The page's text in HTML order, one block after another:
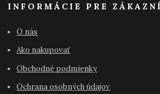
INFORMÁCIE PRE
O nás
Ako nakupovať
Obchodné podmienky
Ochrana osobných údajov